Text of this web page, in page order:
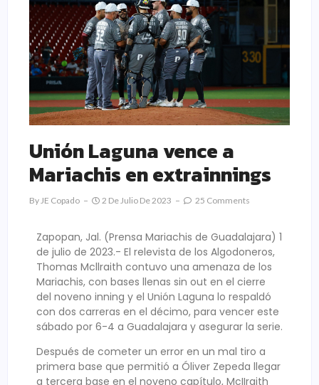
Unión Laguna vence a
Mariachis en extrainnings
By JE Copado 2 De Julio De 2023 25 Comments
Zapopan, Jal. (Prensa Mariachis de Guadalajara) 1
de julio de 2023.- El relevista de los Algodoneros,
Thomas Mcllraith contuvo una amenaza de los
Mariachis, con bases llenas sin out en el cierre
del noveno inning y el Unión Laguna lo respaldó
con dos carreras en el décimo, para vencer este
sábado por 6-4 a Guadalajara y asegurar la serie.
Después de cometer un error en un mal tiro a
primera base que permitió a Óliver Zepeda llegar
a tercera base en el noveno capítulo, McIIraith